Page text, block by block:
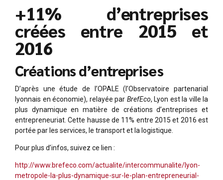
+11% d’entreprises
créées entre 2015 et
2016
Créations d’entreprises
D’après une étude de l’OPALE (l’Observatoire partenarial
lyonnais en économie), relayée par BrefEco, Lyon est la ville la
plus dynamique en matière de créations d’entreprises et
entrepreneuriat. Cette hausse de 11% entre 2015 et 2016 est
portée par les services, le transport et la logistique.
Pour plus d’infos, suivez ce lien :
http://www.brefeco.com/actualite/intercommunalite/lyon-
metropole-la-plus-dynamique-sur-le-plan-entrepreneurial-